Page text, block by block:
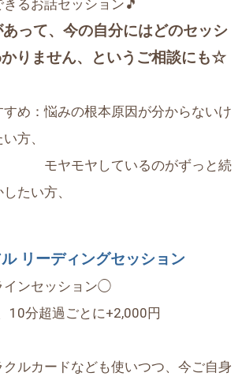
るお話セッション🎵
って、今の自分にはどのセッシ
かりません、というご相談にも☆
め：悩みの根本原因が分からないけ
方、
ているのがずっと続
たい方、
リーディングセッション
インセッション◯
10分超過ごとに+2,000円
ルカードなども使いつつ、今ご自身